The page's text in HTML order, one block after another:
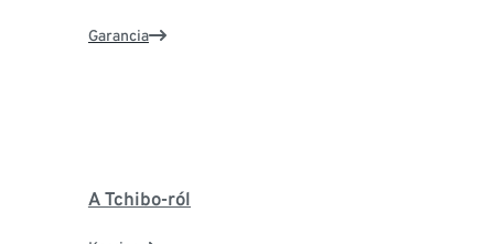
Garancia
A Tchibo-ról